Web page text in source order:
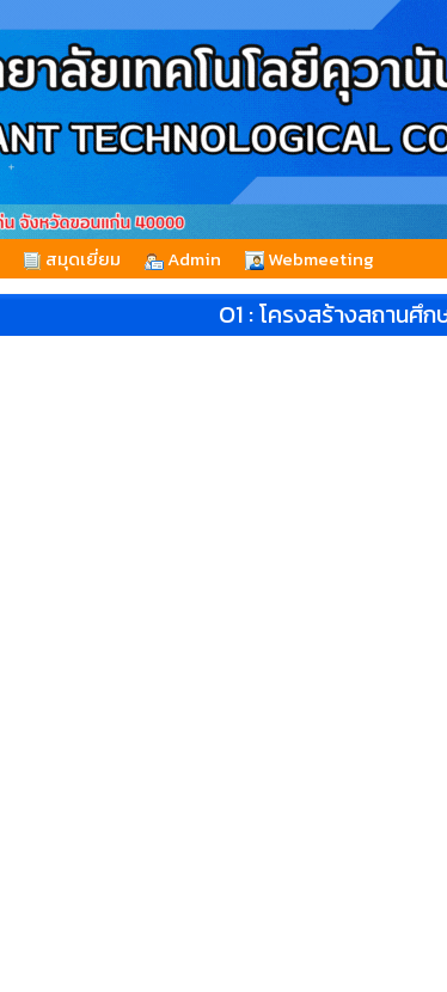
สมุดเยี่ยม Admin Webmeeting
O1 : โครงสร้างสถานศึก